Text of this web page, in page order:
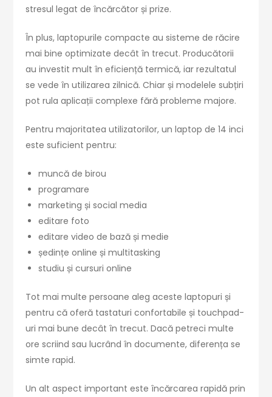
stresul legat de încărcător și prize.
În plus, laptopurile compacte au sisteme de răcire
mai bine optimizate decât în trecut. Producătorii
au investit mult în eficiență termică, iar rezultatul
se vede în utilizarea zilnică. Chiar și modelele subțiri
pot rula aplicații complexe fără probleme majore.
Pentru majoritatea utilizatorilor, un laptop de 14 inci
este suficient pentru:
muncă de birou
programare
marketing și social media
editare foto
editare video de bază și medie
ședințe online și multitasking
studiu și cursuri online
Tot mai multe persoane aleg aceste laptopuri și
pentru că oferă tastaturi confortabile și touchpad-
uri mai bune decât în trecut. Dacă petreci multe
ore scriind sau lucrând în documente, diferența se
simte rapid.
Un alt aspect important este încărcarea rapidă prin